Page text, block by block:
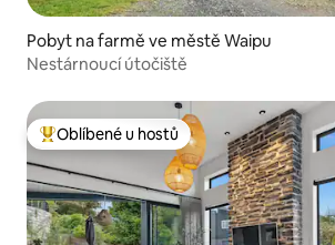
Pobyt na farmě ve městě Waipu
Nestárnoucí útočiště
Nejlepší v kategorii Oblíbené u hostů
Oblíbené u hostů